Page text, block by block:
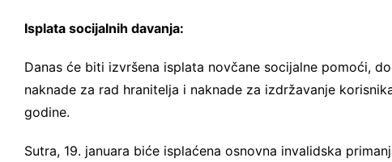
Isplata socijalnih davanja:
Danas će biti izvršena isplata novčane socijalne pomoći,
naknade za rad hranitelja i naknade za izdržavanje
godine.
Sutra, 19. januara biće isplaćena osnovna invalidska